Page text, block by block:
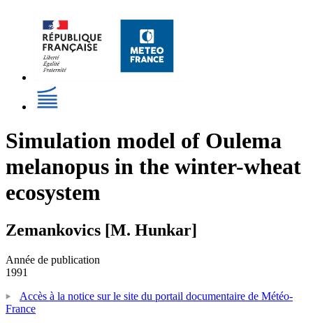
Simulation model of Oulema
melanopus in the winter-wheat
ecosystem
Zemankovics [M. Hunkar]
Année de publication
1991
Accès à la notice sur le site du portail documentaire de Météo-
France